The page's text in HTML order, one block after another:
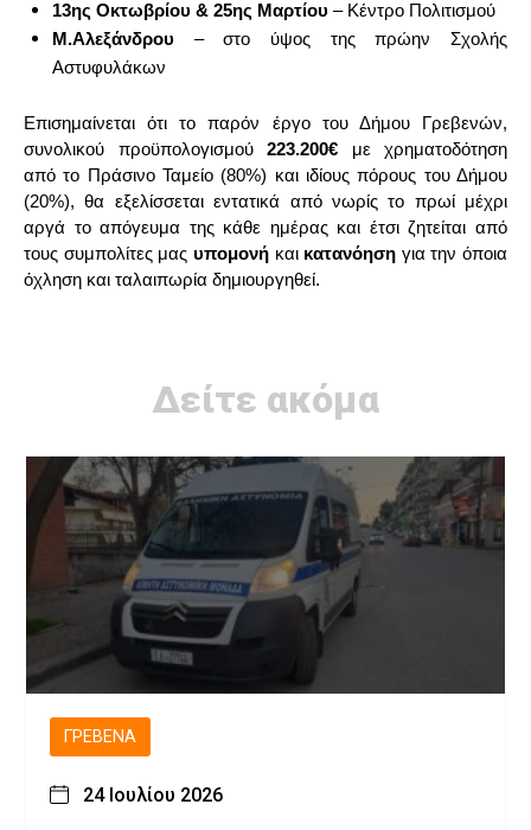
13ης Οκτωβρίου & 25ης Μαρτίου – Κέντρο Πολιτισμού
Μ.Αλεξάνδρου – στο ύψος της πρώην Σχολής
Αστυφυλάκων
Επισημαίνεται ότι το παρόν έργο του Δήμου Γρεβενών,
συνολικού προϋπολογισμού 223.200€ με χρηματοδότηση
από το Πράσινο Ταμείο (80%) και ιδίους πόρους του Δήμου
(20%), θα εξελίσσεται εντατικά από νωρίς το πρωί μέχρι
αργά το απόγευμα της κάθε ημέρας και έτσι ζητείται από
τους συμπολίτες μας υπομονήκαι κατανόηση για την όποια
όχληση και ταλαιπωρία δημιουργηθεί.
Δείτε ακόμα
ΓΡΕΒΕΝΆ
24 Ιουλίου 2026